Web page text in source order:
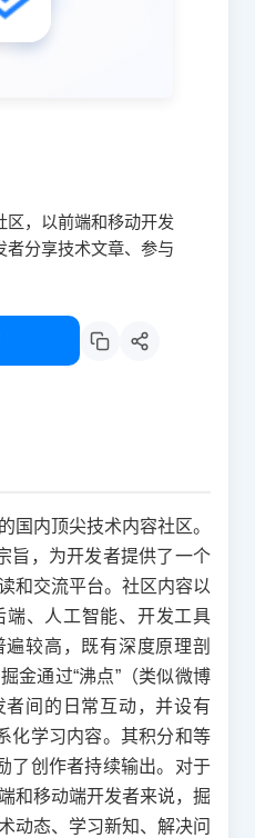
区，以前端和移动开发
者分享技术文章、参与
国内顶尖技术内容社区。
旨，为开发者提供了一个
和交流平台。社区内容以
、人工智能、开发工具
较高，既有深度原理剖
金通过“沸点”（类似微博
间的日常互动，并设有
化学习内容。其积分和等
了创作者持续输出。对于
和移动端开发者来说，掘
动态、学习新知、解决问